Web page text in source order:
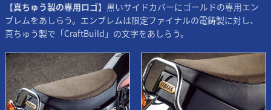
【真ちゅう製の専用ロゴ】 黒いサイドカバーにゴールドの専用エン
ブレムをあしらう。エンブレムは限定ファイナルの電鋳製に対し、
真ちゅう製で「CraftBuild」の文字をあしらう。